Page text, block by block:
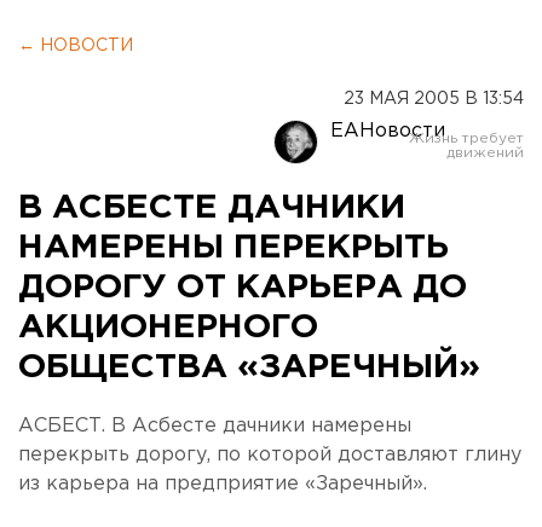
← НОВОСТИ
23 МАЯ 2005 В 13:54
ЕАНовости
В АСБЕСТЕ ДАЧНИКИ
НАМЕРЕНЫ ПЕРЕКРЫТЬ
ДОРОГУ ОТ КАРЬЕРА ДО
АКЦИОНЕРНОГО
ОБЩЕСТВА «ЗАРЕЧНЫЙ»
АСБЕСТ. В Асбесте дачники намерены
перекрыть дорогу, по которой доставляют глину
из карьера на предприятие «Заречный».